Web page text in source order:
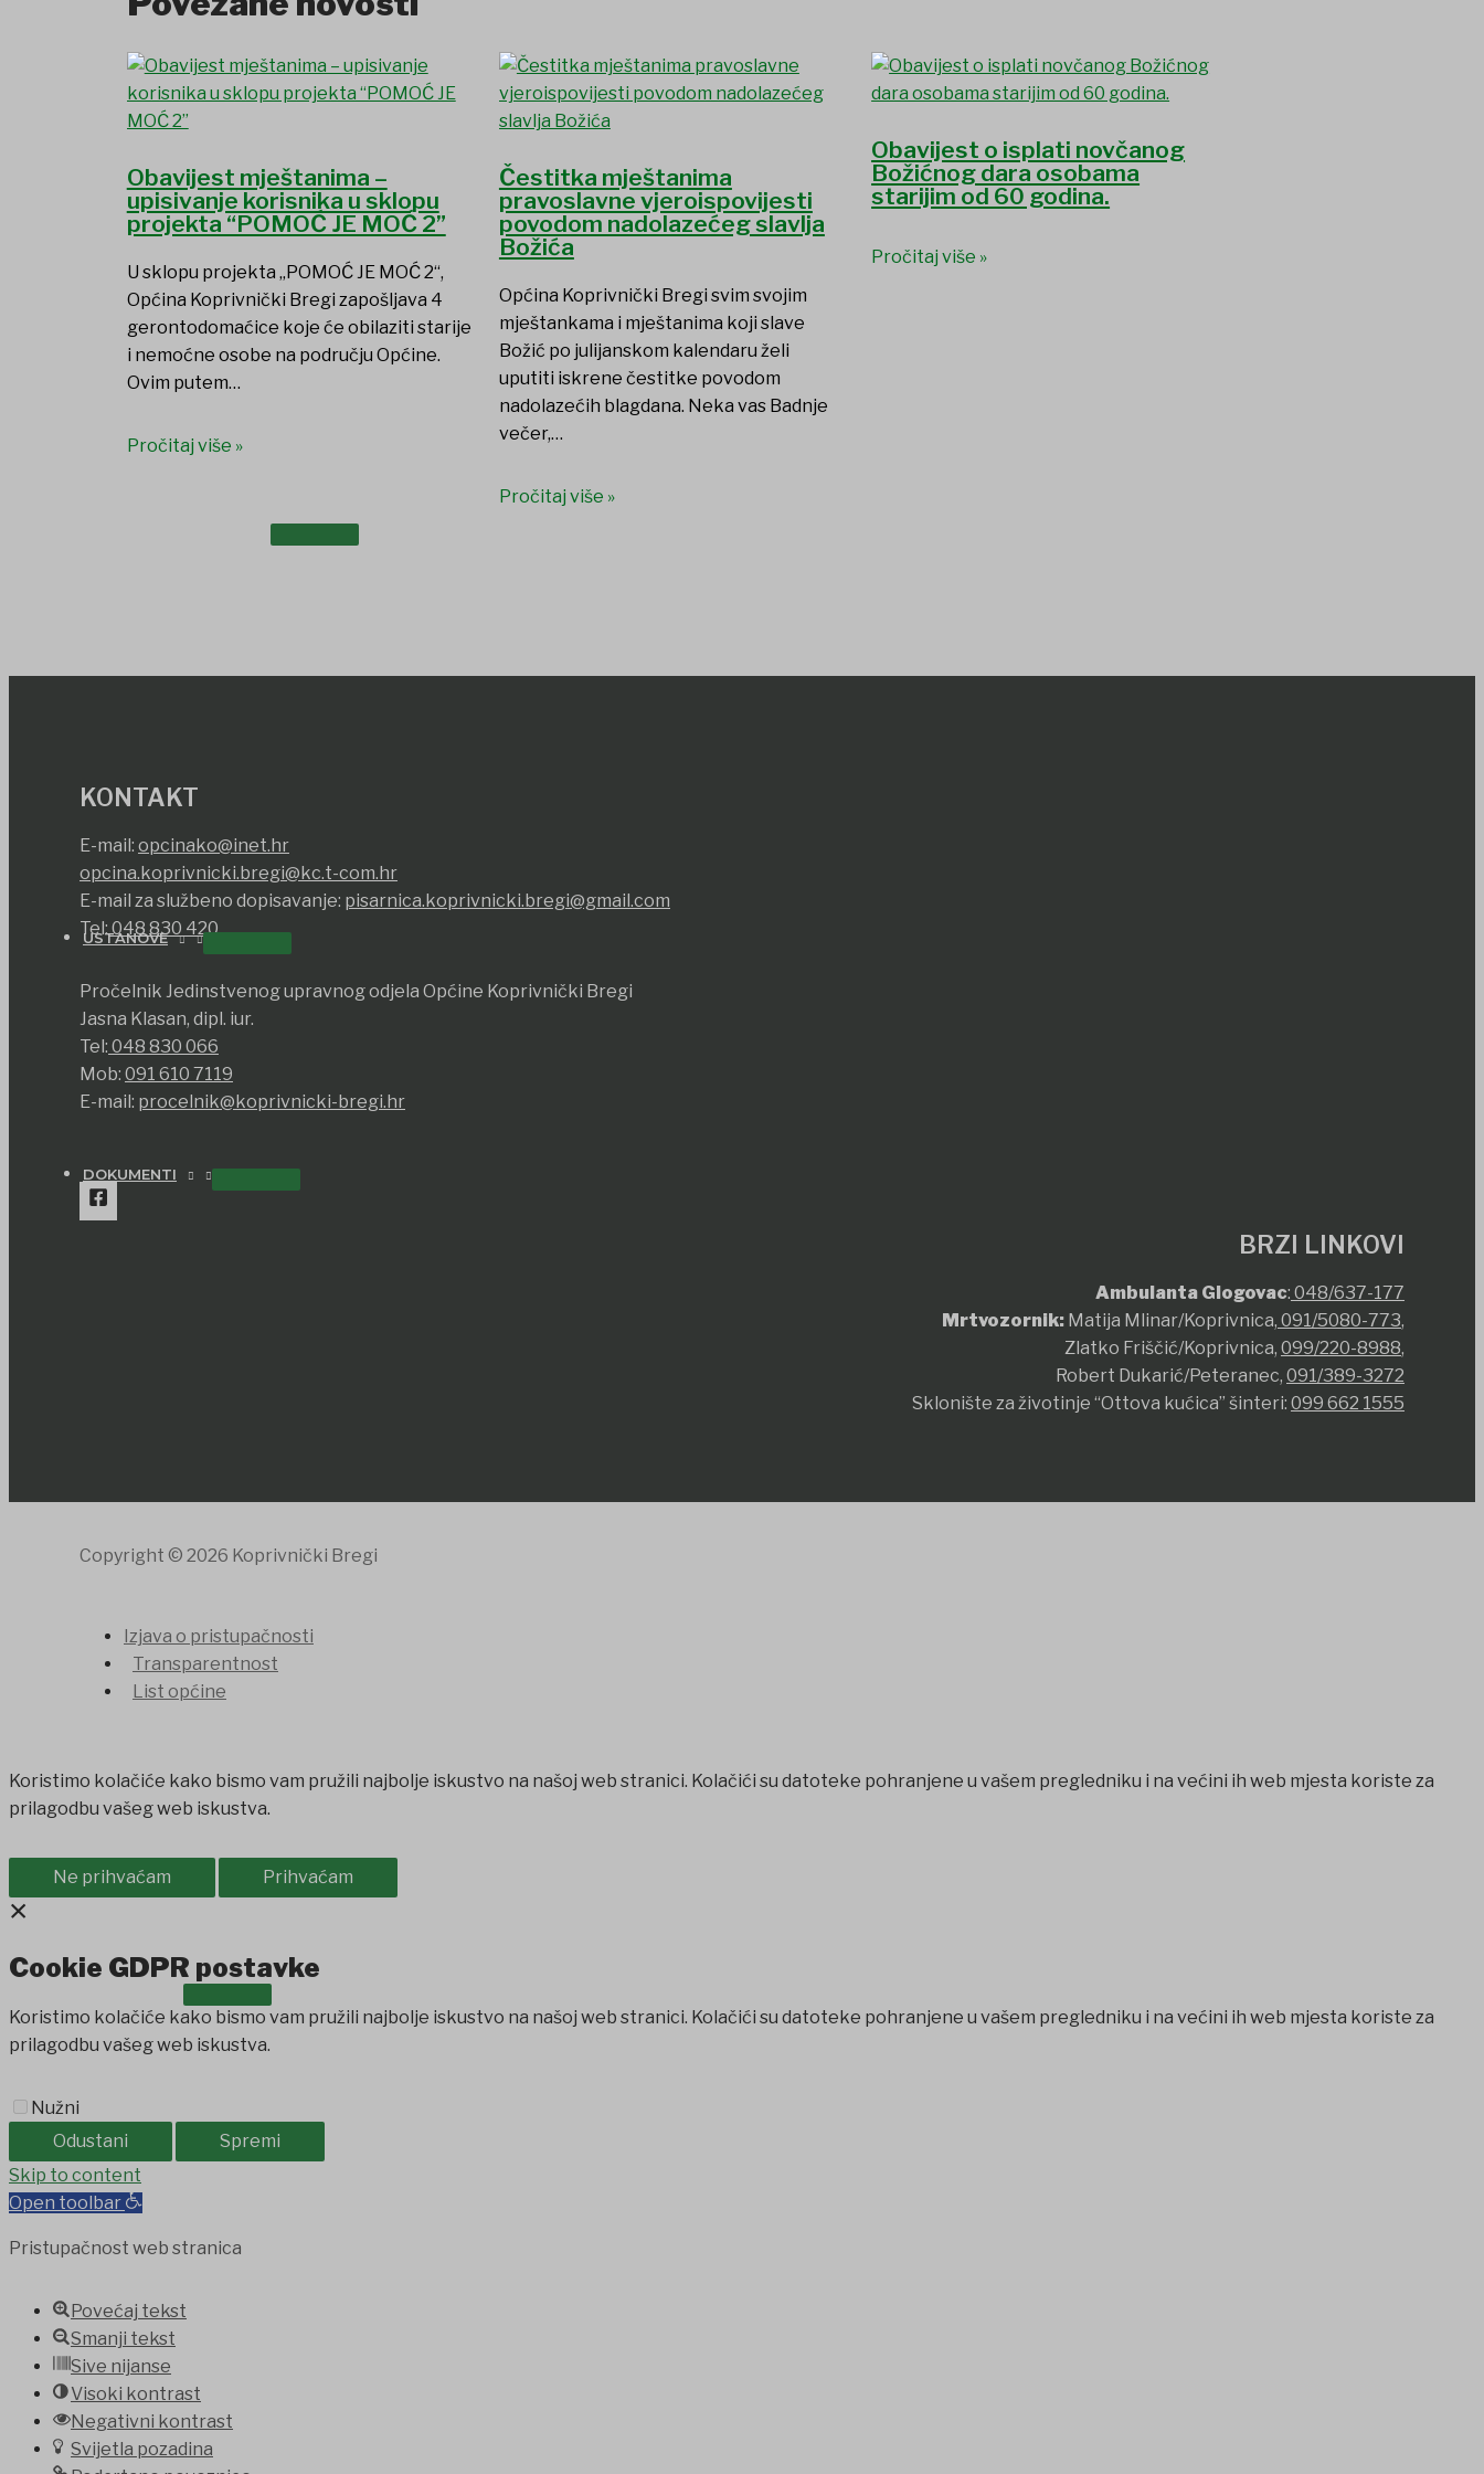
USTANOVE
DOKUMENTI
Obavijest mještanima –
upisivanje korisnika u sklopu
projekta “POMOĆ JE MOĆ 2”
U sklopu projekta „POMOĆ JE MOĆ 2“,
Općina Koprivnički Bregi zapošljava 4
gerontodomaćice koje će obilaziti starije
i nemoćne osobe na području Općine.
Ovim putem…
Pročitaj više »
Čestitka mještanima
pravoslavne vjeroispovijesti
povodom nadolazećeg slavlja
Božića
Općina Koprivnički Bregi svim svojim
mještankama i mještanima koji slave
Božić po julijanskom kalendaru želi
uputiti iskrene čestitke povodom
nadolazećih blagdana. Neka vas Badnje
večer,…
Pročitaj više »
Obavijest o isplati novčanog
Božićnog dara osobama
starijim od 60 godina.
Pročitaj više »
KONTAKT
E-mail: opcinako@inet.hr
opcina.koprivnicki.bregi@kc.t-com.hr
E-mail za službeno dopisavanje: pisarnica.koprivnicki.bregi@gmail.com
Tel:048 830 420
Pročelnik Jedinstvenog upravnog odjela Općine Koprivnički Bregi
Jasna Klasan, dipl. iur.
Tel: 048 830 066
Mob: 091 610 7119
E-mail: procelnik@koprivnicki-bregi.hr
BRZI LINKOVI
Ambulanta Glogovac: 048/637-177
Mrtvozornik: Matija Mlinar/Koprivnica, 091/5080-773,
Zlatko Friščić/Koprivnica, 099/220-8988,
Robert Dukarić/Peteranec, 091/389-3272
Sklonište za životinje “Ottova kućica” šinteri: 099 662 1555
Copyright © 2026 Koprivnički Bregi
Izjava o pristupačnosti
Transparentnost
List općine
Koristimo kolačiće kako bismo vam pružili najbolje iskustvo na našoj web stranici. Kolačići su datoteke pohranjene u vašem pregledniku i na većini ih web mjesta koriste za
prilagodbu vašeg web iskustva.
Ne prihvaćam Prihvaćam
×
Cookie GDPR postavke
Koristimo kolačiće kako bismo vam pružili najbolje iskustvo na našoj web stranici. Kolačići su datoteke pohranjene u vašem pregledniku i na većini ih web mjesta koriste za
prilagodbu vašeg web iskustva.
Nužni
Odustani
Spremi
holiganbet
Skip to content
Open toolbar
Pristupačnost web stranica
Povećaj tekst
Smanji tekst
Sive nijanse
Visoki kontrast
Negativni kontrast
Svijetla pozadina